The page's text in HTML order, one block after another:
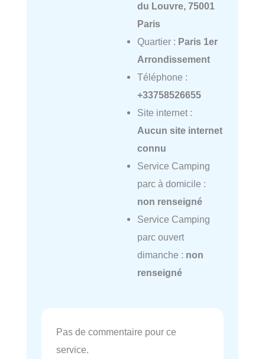
du Louvre, 75001
Paris
Quartier : Paris 1er
Arrondissement
Téléphone :
+33758526655
Site internet :
Aucun site internet
connu
Service Camping
parc à domicile :
non renseigné
Service Camping
parc ouvert
dimanche : non
renseigné
Pas de commentaire pour ce
service.